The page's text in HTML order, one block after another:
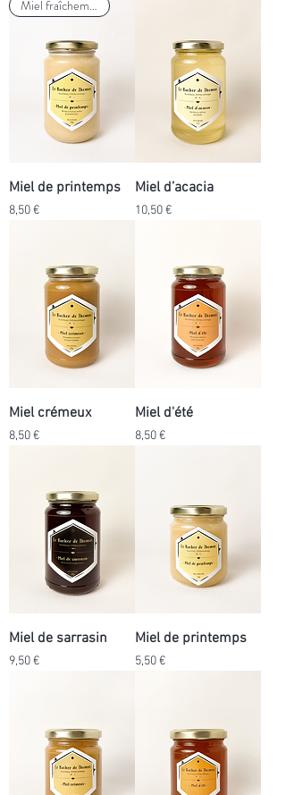
Miel fraîchement récolté
Miel de printemps
Prix
8,50 €
Miel d’acacia
Prix
10,50 €
Miel crémeux
Prix
8,50 €
Miel d'été
Prix
8,50 €
Miel de sarrasin
Prix
9,50 €
Miel de printemps
Prix
5,50 €